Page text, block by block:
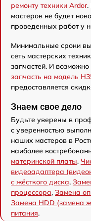
ремонту техники Ardor.
мастеров не будет
проведенных работ у
Минимальные сроки
сеть мастерских
запчастей. И
запчасть на модель
предоставляется
Знаем свое дело
Будьте уверены в
с уверенностью
наших мастеров в
наиболее
материнской платы,
видеоадаптера
с жёсткого диска,
процессора, Замена
Замена HDD (замена
питания.